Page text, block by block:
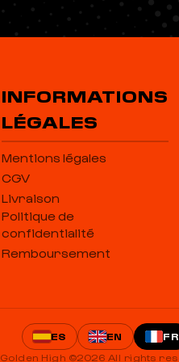
INFORMATIONS
LÉGALES
Mentions légales
CGV
Livraison
Politique de
confidentialité
Remboursement
ES EN
FR
Golden High ©2026 All rights